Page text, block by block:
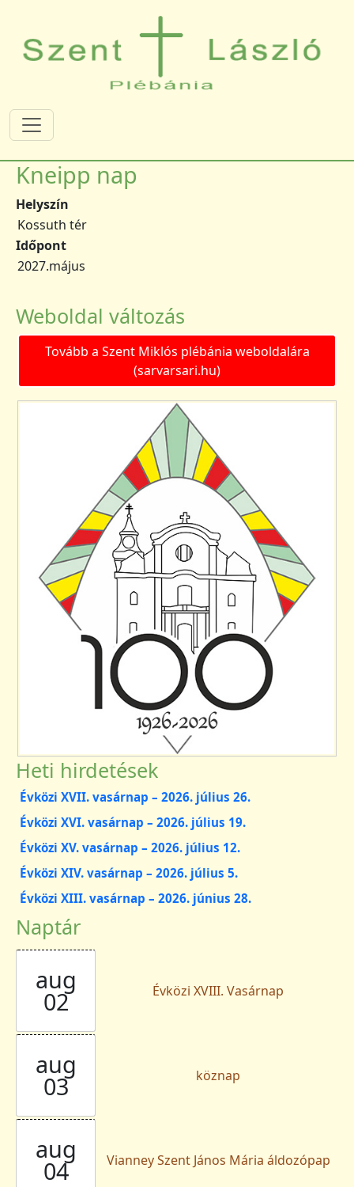
Kneipp nap
Helyszín
Kossuth tér
Időpont
2027.május
Weboldal változás
Tovább a Szent Miklós plébánia weboldalára
(sarvarsari.hu)
Heti hirdetések
Évközi XVII. vasárnap – 2026. július 26.
Évközi XVI. vasárnap – 2026. július 19.
Évközi XV. vasárnap – 2026. július 12.
Évközi XIV. vasárnap – 2026. július 5.
Évközi XIII. vasárnap – 2026. június 28.
Naptár
aug
02 Évközi XVIII. Vasárnap
aug
03 köznap
aug
04 Vianney Szent János Mária áldozópap